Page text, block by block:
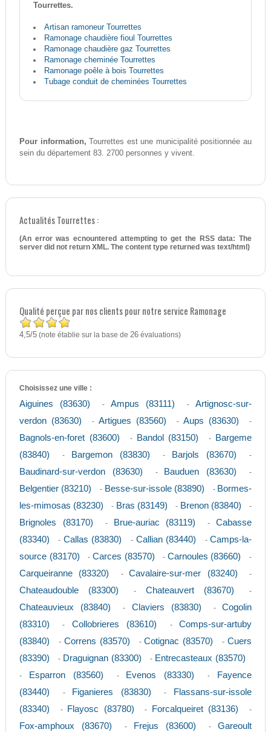
Tourrettes.
Artisan ramoneur Tourrettes
Ramonage chaudière fioul Tourrettes
Ramonage chaudière gaz Tourrettes
Ramonage cheminée Tourrettes
Ramonage poêle à bois Tourrettes
Tubage conduit de cheminées Tourrettes
Pour information, Tourrettes est une municipalité positionnée au
sein du département 83. 2700 personnes y vivent.
Actualités Tourrettes :
(An error was ecnountered attempting to get the RSS data: The
server did not return XML. The content type returned was text/html)
Qualité perçue par nos clients pour notre service Ramonage
4,5/5(note établie sur la base de 26évaluations)
Choisissez une ville :
Aiguines (83630) - Ampus (83111) -Artignosc-sur-
verdon (83630)
- Artigues (83560) -Aups (83630) -
Bagnols-en-foret (83600) - Bandol (83150) -
Bargeme
(83840)
- Bargemon (83830) - Barjols (83670) -
Baudinard-sur-verdon (83630) - Bauduen (83630) -
Belgentier (83210) - Besse-sur-issole (83890) - Bormes-
les-mimosas (83230)
- Bras (83149) - Brenon (83840) -
Brignoles (83170) - Brue-auriac (83119) -Cabasse
(83340)
- Callas (83830) - Callian (83440) -Camps-la-
source (83170)
- Carces (83570) - Carnoules (83660) -
Carqueiranne (83320) -Cavalaire-sur-mer (83240) -
Chateaudouble (83300) - Chateauvert (83670) -
Chateauvieux (83840) - Claviers (83830) -Cogolin
(83310)
- Collobrieres (83610) -Comps-sur-artuby
(83840)
- Correns (83570) -Cotignac (83570) -Cuers
(83390)
- Draguignan (83300) - Entrecasteaux (83570)
- Esparron (83560) - Evenos (83330) -
Fayence
(83440)
- Figanieres (83830) -
Flassans-sur-issole
(83340)
- Flayosc (83780) - Forcalqueiret (83136) -
Fox-amphoux (83670) - Frejus (83600) -Gareoult